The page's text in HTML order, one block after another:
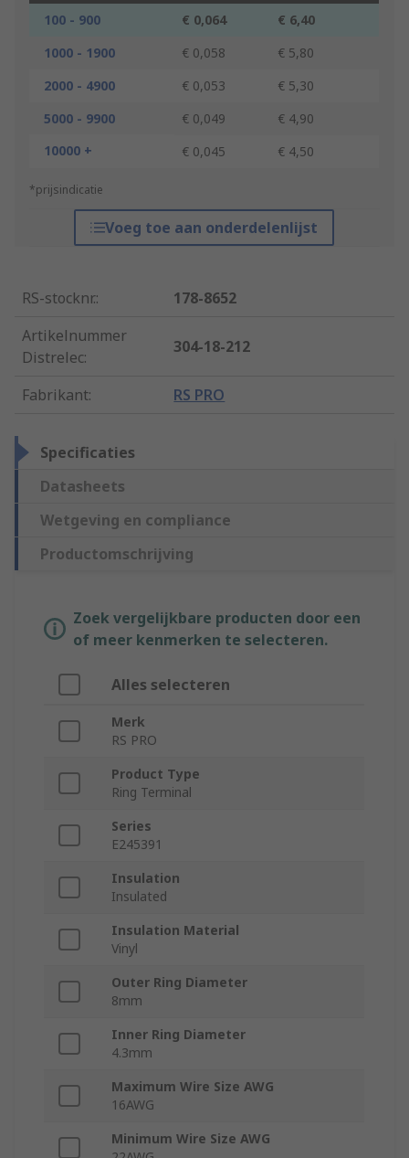
100 - 900 € 0,064
€ 6,40
1000 - 1900
€ 0,058
€ 5,80
2000 - 4900
€ 0,053
€ 5,30
5000 - 9900
€ 0,049
€ 4,90
10000 +
€ 0,045 € 4,50
*prijsindicatie
Voeg toe aan onderdelenlijst
RS-stocknr.:
178-8652
Artikelnummer
Distrelec:
304-18-212
Fabrikant: RS PRO
Specificaties
Datasheets
Wetgeving en compliance
Productomschrijving
Zoek vergelijkbare producten door een
of meer kenmerken te selecteren.
Alles selecteren
Merk
RS PRO
Product Type
Ring Terminal
Series
E245391
Insulation
Insulated
Insulation Material
Vinyl
Outer Ring Diameter
8mm
Inner Ring Diameter
4.3mm
Maximum Wire Size AWG
16AWG
Minimum Wire Size AWG